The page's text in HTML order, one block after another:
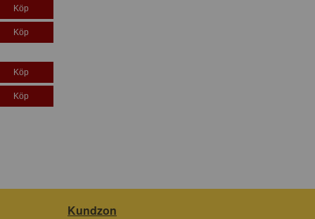
Köp
Köp
Köp
Köp
Kundzon